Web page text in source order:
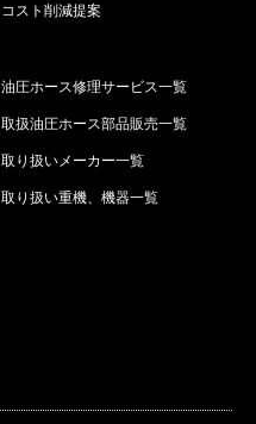
コスト削減提案
油圧ホース修理サービス一覧
取扱油圧ホース部品販売一覧
取り扱いメーカー一覧
取り扱い重機、機器一覧